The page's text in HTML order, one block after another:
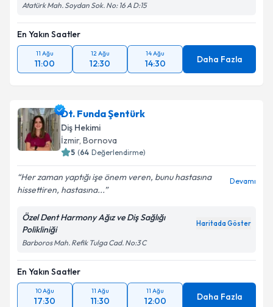
Atatürk Mah. Soydan Sok. No: 16 A D:15
En Yakın Saatler
11 Ağu
11:00
12 Ağu
12:30
14 Ağu
14:30 Daha Fazla
Dt. Funda Şentürk
Diş Hekimi
İzmir, Bornova
5 (64 Değerlendirme)
Her zaman yaptığı işe önem veren, bunu hastasına
hissettiren, hastasına...
Devamı
Özel Dent Harmony Ağız ve Diş Sağlığı
Polikliniği
Haritada Göster
Barboros Mah. Refik Tulga Cad. No:3 C
En Yakın Saatler
10 Ağu
17:30
11 Ağu
11:30
11 Ağu
12:00 Daha Fazla